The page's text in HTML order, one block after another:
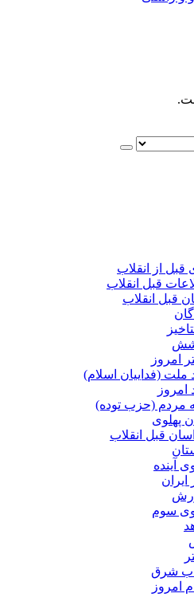
قبل از انقلاب
قبل انقلاب
قبل انقلاب
امروز
ملت (فداییان اسلام)
امروز
مردم (حزب توده)
پهلوی
قبل انقلاب
آینده
ایران
سوم
شرق
امروز